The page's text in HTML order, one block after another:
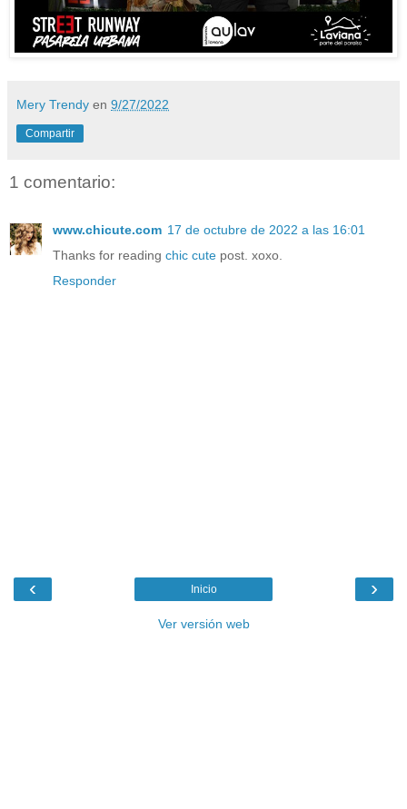
Mery Trendy en 9/27/2022
Compartir
1 comentario:
www.chicute.com 17 de octubre de 2022 a las 16:01
Thanks for reading chic cute post. xoxo.
Responder
‹ ›
Inicio
Ver versión web